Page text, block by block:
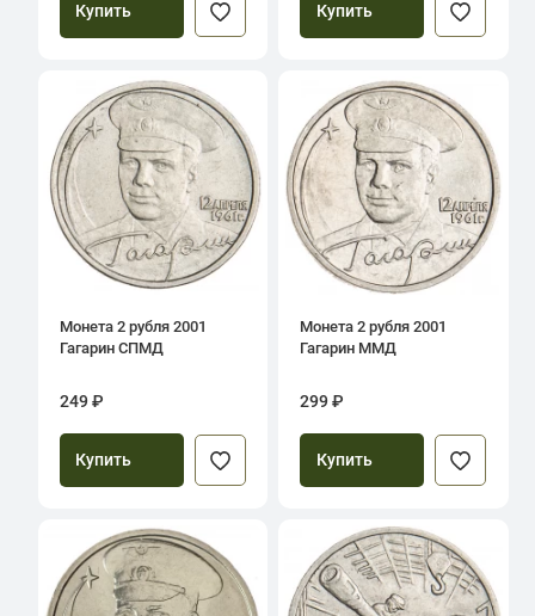
Купить Купить
Монета 2 рубля 2001
Гагарин СПМД
249 ₽
Купить
Монета 2 рубля 2001
Гагарин ММД
299 ₽
Купить